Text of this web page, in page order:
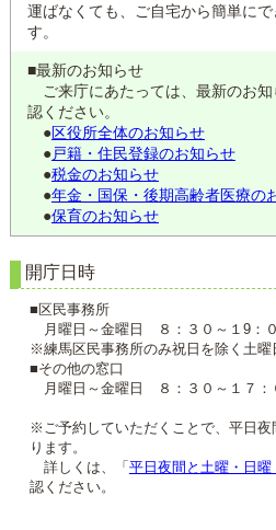
運ばなくても、ご自宅から簡単に
す。
■最新のお知らせ
ご来庁にあたっては、最新のお
認ください。
●区役所全体のお知らせ
●戸籍・住民登録のお知らせ
●税金のお知らせ
●年金・国保・後期高齢者医療の
●保育のお知らせ
開庁日時
■区民事務所
月曜日～金曜日 ８：３０～１9：
※練馬区民事務所のみ祝日を除く土曜
■その他の窓口
月曜日～金曜日 ８：３０～１７：
※ご予約していただくことで、平日
ります。
詳しくは、「 平日夜間と土曜・日
認ください。